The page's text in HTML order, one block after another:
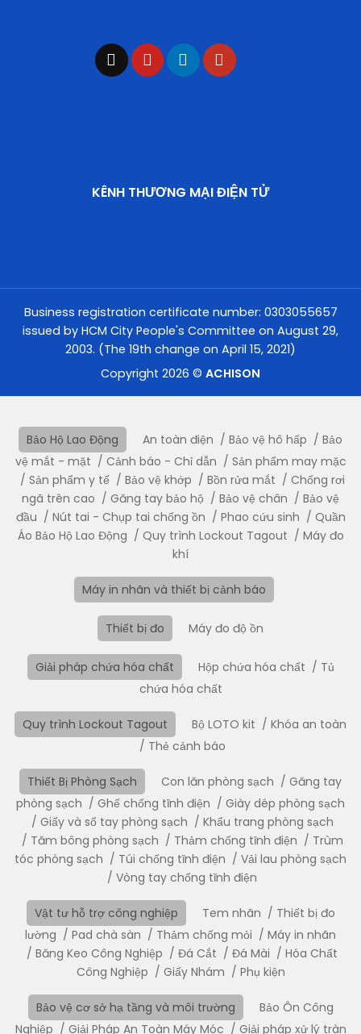
KÊNH THƯƠNG MẠI ĐIỆN TỬ
Business registration certificate number: 0303055657
issued by HCM City People's Committee on August 29,
2003. (The 19th change on April 15, 2021)
Copyright 2026 © ACHISON
Bảo Hộ Lao Động An toàn điện Bảo vệ hô hấp
Bảo
vệ mắt - mặt
Cảnh báo - Chỉ dẫn
Sản phẩm may mặc
Sản phẩm y tế
Bảo vệ khớp Bồn rửa mắt
Chống rơi
ngã trên cao
Găng tay bảo hộ Bảo vệ chân
Bảo vệ
đầu
Nút tai - Chụp tai chống ồn Phao cứu sinh
Quần
Áo Bảo Hộ Lao Động
Quy trình Lockout Tagout
Máy đo
khí
Máy in nhãn và thiết bị cảnh báo
Thiết bị đo Máy đo độ ồn
Giải pháp chứa hóa chất Hộp chứa hóa chất
Tủ
chứa hóa chất
Quy trình Lockout Tagout Bộ LOTO kit
Khóa an toàn
Thẻ cảnh báo
Thiết Bị Phòng Sạch Con lăn phòng sạch
Găng tay
phòng sạch
Ghế chống tĩnh điện
Giày dép phòng sạch
Giấy và sổ tay phòng sạch
Khẩu trang phòng sạch
Tăm bông phòng sạch
Thảm chống tĩnh điện
Trùm
tóc phòng sạch
Túi chống tĩnh điện
Vải lau phòng sạch
Vòng tay chống tĩnh điện
Vật tư hỗ trợ công nghiệp Tem nhãn
Thiết bị đo
lường
Pad chà sàn Thảm chống mỏi
Máy in nhãn
Băng Keo Công Nghiệp
Đá Cắt Đá Mài
Hóa Chất
Công Nghiệp
Giấy Nhám Phụ kiện
Bảo vệ cơ sở hạ tầng và môi trường
Bảo Ôn Công
Nghiệp
Giải Pháp An Toàn Máy Móc Giải pháp xử lý tràn